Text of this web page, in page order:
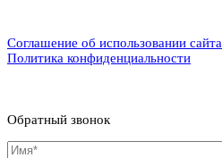
Соглашение об использовании сайта
Политика конфиденциальности
Обратный звонок